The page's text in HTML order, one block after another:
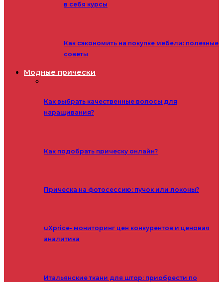
в себя курсы
Как сэкономить на покупке мебели: полезные
советы
Модные прически
Как выбрать качественные волосы для
наращивания?
Как подобрать прическу онлайн?
Прическа на фотосессию: пучок или локоны?
uXprice- мониторинг цен конкурентов и ценовая
аналитика
Итальянские ткани для штор: приобрести по